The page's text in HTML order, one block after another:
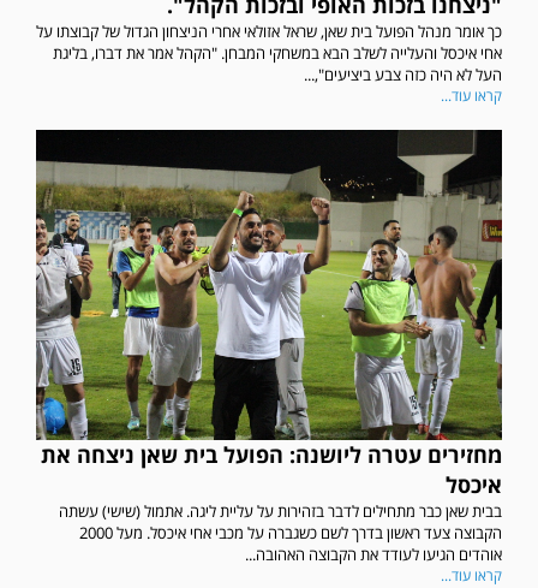
כך אומר מנהל הפועל בית שאן, שראל אזולאי אחרי הניצחון הגדול של קבוצתו על
אחי איכסל והעלייה לשלב הבא במשחקי המבחן. "הקהל אמר את דברו, בליגת
העל לא היה כזה צבע ביציעים",...
קראו עוד...
מחזירים עטרה ליושנה: הפועל בית שאן ניצחה את
איכסל
בבית שאן כבר מתחילים לדבר בזהירות על עליית ליגה. אתמול (שישי) עשתה
הקבוצה צעד ראשון בדרך לשם כשגברה על מכבי אחי איכסל. מעל 2000
אוהדים הגיעו לעודד את הקבוצה האהובה...
קראו עוד...